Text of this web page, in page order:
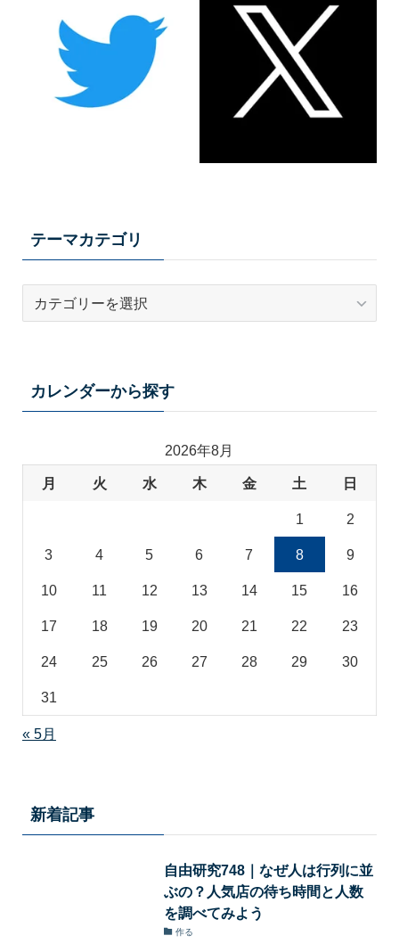
テーマカテゴリ
カレンダーから探す
2026年8月
月 火 水 木 金 土 日
1 2
3 4 5 6 7 8 9
10 11 12 13 14 15 16
17 18 19 20 21 22 23
24 25 26 27 28 29 30
31
« 5月
新着記事
自由研究748｜なぜ人は行列に並
ぶの？人気店の待ち時間と人数
を調べてみよう
作る